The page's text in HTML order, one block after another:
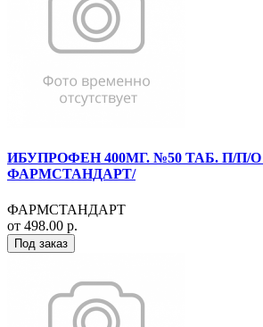
ИБУПРОФЕН 400МГ. №50 ТАБ. П/П/О
ФАРМСТАНДАРТ/
ФАРМСТАНДАРТ
от 498.00 р.
Под заказ